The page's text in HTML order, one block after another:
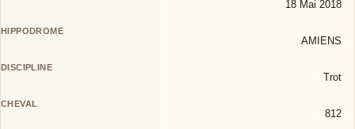
18 Mai 2018
AMIENS
Trot
812